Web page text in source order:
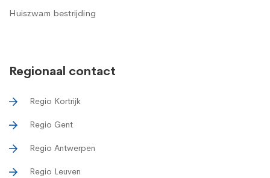
Huiszwam bestrijding
Regionaal contact
Regio Kortrijk
Regio Gent
Regio Antwerpen
Regio Leuven